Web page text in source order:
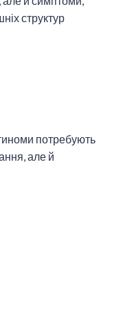
структур
потребують
але й